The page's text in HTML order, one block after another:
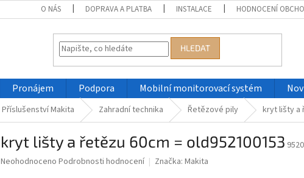
O NÁS DOPRAVA A PLATBA INSTALACE HODNOCENÍ
HLEDAT
Pronájem Podpora Mobilní monitorovací systém
Příslušenství Makita Zahradní technika Řetězové pily kryt lišty a
kryt lišty a řetězu 60cm = old952100153
Průměrné
Neohodnoceno Podrobnosti hodnocení Značka: Makita